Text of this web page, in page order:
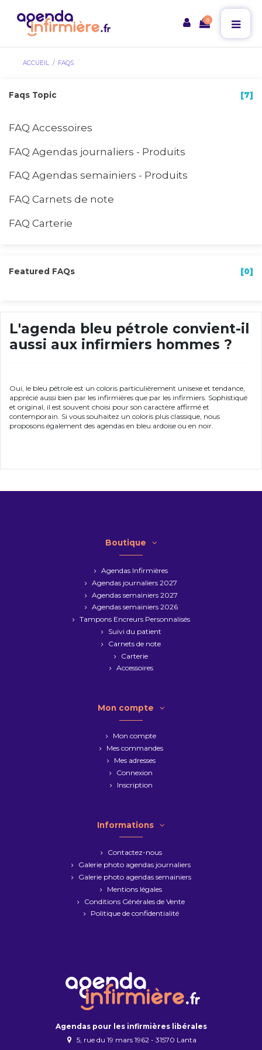
0
ACCUEIL FAQS
Faqs Topic [7]
FAQ Accessoires
FAQ Agendas journaliers - Produits
FAQ Agendas semainiers - Produits
FAQ Carnets de note
FAQ Carterie
Featured FAQs [0]
L'agenda bleu pétrole convient-il
aussi aux infirmiers hommes ?
Oui, le bleu pétrole est un coloris particulièrement unisexe et tendance,
apprécié aussi bien par les infirmières que par les infirmiers. Sophistiqué
et original, il est souvent choisi pour son caractère affirmé et
contemporain. Si vous souhaitez un coloris plus classique, nous
proposons également des agendas en bleu ardoise ou en noir.
Boutique
Agendas Infirmières
Agendas journaliers 2027
Agendas semainiers 2027
Agendas semainiers 2026
Tampons Encreurs Personnalisés
Suivi du patient
Carnets de note
Carterie
Accessoires
Mon compte
Mon compte
Mes commandes
Mes adresses
Connexion
Inscription
Informations
Contactez-nous
Galerie photo agendas journaliers
Galerie photo agendas semainiers
Mentions légales
Conditions Générales de Vente
Politique de confidentialité
Agendas pour les infirmières libérales
5, rue du 19 mars 1962 - 31570 Lanta